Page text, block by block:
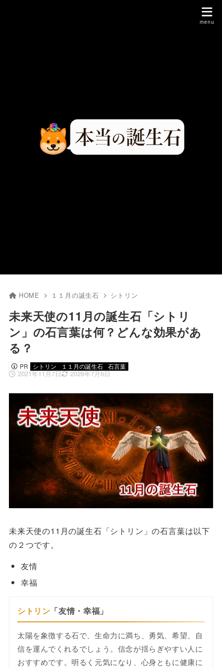
HOME １１月の誕生石 シトリン
未来天使の11月の誕生石「シトリ
ン」の石言葉は何？どんな効果があ
る？
PR
2021年11月7日 2026年7月6日
シトリン １１月の誕生石 石言葉
未来天使の11月の誕生石「シトリン」の石言葉は以下
の２つです。
友情
幸福
シトリン 「友情・幸福」
太陽を象徴する石で、生命力に満ち、勇気、希望、自
信を運んでくれるでしょう。信念が揺らぎやすい人に
おすすめです。明るく元気になり、心身ともに健康に